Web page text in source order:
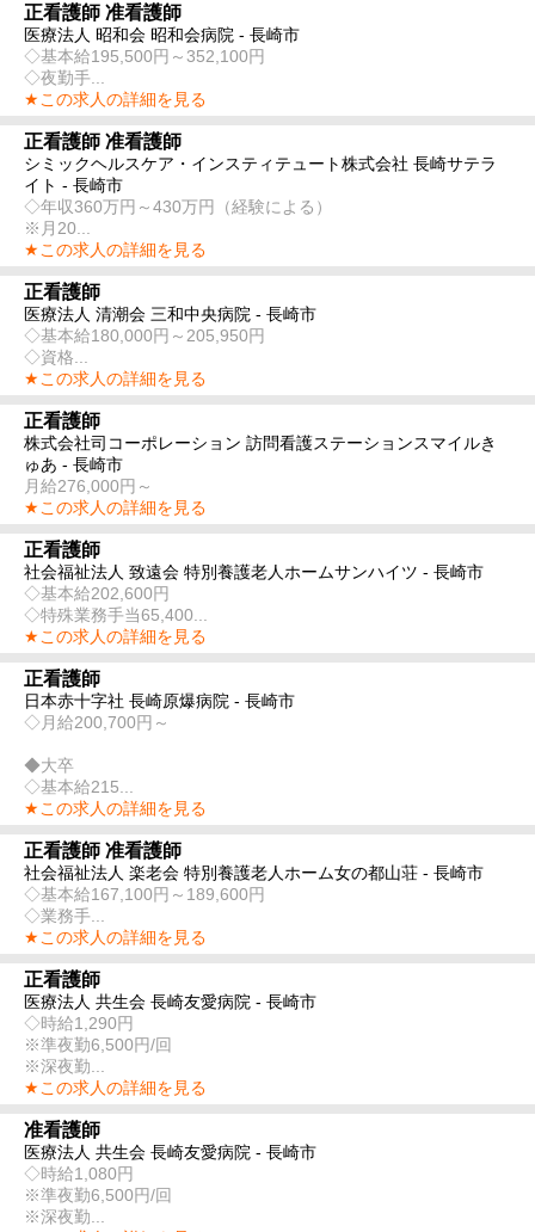
正看護師 准看護師
医療法人 昭和会 昭和会病院 - 長崎市
◇基本給195,500円～352,100円
◇夜勤手...
★この求人の詳細を見る
正看護師 准看護師
シミックヘルスケア・インスティテュート株式会社 長崎サテラ
イト - 長崎市
◇年収360万円～430万円（経験による）
※月20...
★この求人の詳細を見る
正看護師
医療法人 清潮会 三和中央病院 - 長崎市
◇基本給180,000円～205,950円
◇資格...
★この求人の詳細を見る
正看護師
株式会社司コーポレーション 訪問看護ステーションスマイルき
ゅあ - 長崎市
月給276,000円～
★この求人の詳細を見る
正看護師
社会福祉法人 致遠会 特別養護老人ホームサンハイツ - 長崎市
◇基本給202,600円
◇特殊業務手当65,400...
★この求人の詳細を見る
正看護師
日本赤十字社 長崎原爆病院 - 長崎市
◇月給200,700円～
◆大卒
◇基本給215...
★この求人の詳細を見る
正看護師 准看護師
社会福祉法人 楽老会 特別養護老人ホーム女の都山荘 - 長崎市
◇基本給167,100円～189,600円
◇業務手...
★この求人の詳細を見る
正看護師
医療法人 共生会 長崎友愛病院 - 長崎市
◇時給1,290円
※準夜勤6,500円/回
※深夜勤...
★この求人の詳細を見る
准看護師
医療法人 共生会 長崎友愛病院 - 長崎市
◇時給1,080円
※準夜勤6,500円/回
※深夜勤...